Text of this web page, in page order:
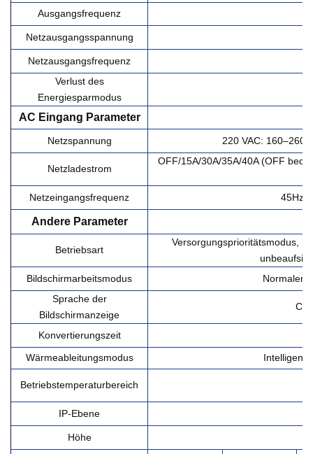
Ausgangsfrequenz
Netzausgangsspannung
Netzausgangsfrequenz
Verlust des
Energiesparmodus
AC Eingang Parameter
Netzspannung 220 VAC: 160–260
Netzladestrom
OFF/15A/30A/35A/40A (OFF
Netzeingangsfrequenz 45Hz-
Andere Parameter
Betriebsart
Versorgungsprioritätsmodus,
Bildschirmarbeitsmodus
Normaler
Sprache der
Bildschirmanzeige
Konvertierungszeit
Wärmeableitungsmodus
Betriebstemperaturbereich
IP-Ebene
Höhe